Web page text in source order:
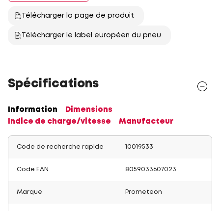
Télécharger la page de produit
Télécharger le label européen du pneu
Spécifications
Information
Dimensions
Indice de charge/vitesse
Manufacteur
Code de recherche rapide 10019533
Code EAN 8059033607023
Marque Prometeon